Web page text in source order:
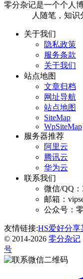
零分杂记是一个个人
人随笔，知识
关于我们
隐私政策
服务条款
关于我们
站点地图
文章归档
网址导航
站点地图
SiteMap
WpSiteMap
服务器推荐
阿里云
腾讯云
华为云
联系我们
微信/QQ：
邮箱：
公众号：
友情链接:HS爱好分享
© 2014-2026 零分杂记
号